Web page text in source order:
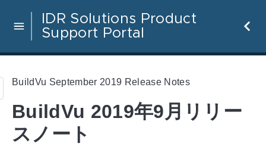
IDR Solutions Product
Support Portal
BuildVu September 2019 Release Notes
BuildVu 2019年9月リリー
スノート